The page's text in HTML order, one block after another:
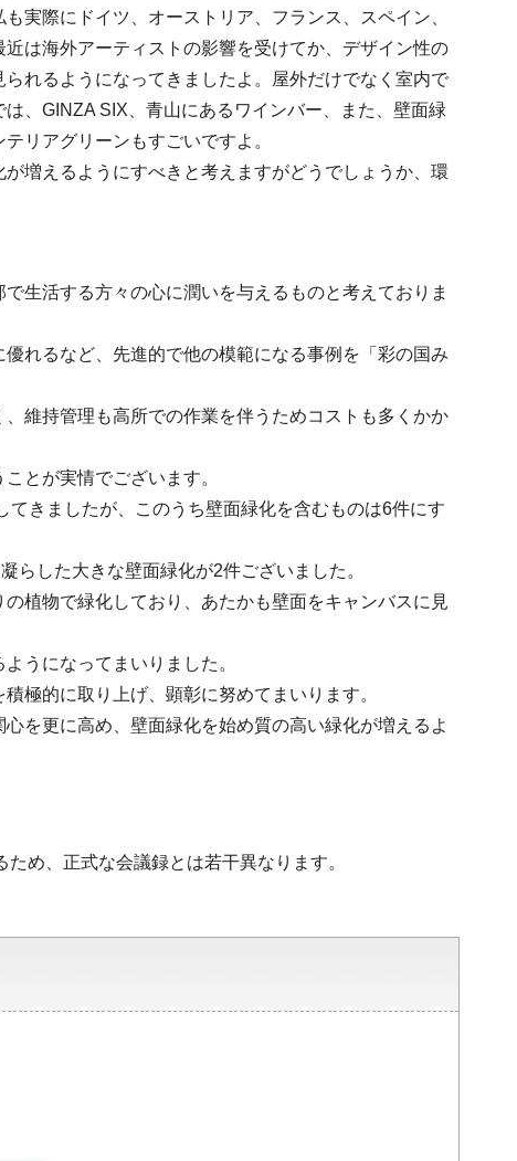
実際にドイツ、オーストリア、フランス、スペイン、
は海外アーティストの影響を受けてか、デザイン性の
れるようになってきましたよ。屋外だけでなく室内で
、GINZA SIX、青山にあるワインバー、また、壁面緑
リアグリーンもすごいですよ。
増えるようにすべきと考えますがどうでしょうか、環
生活する方々の心に潤いを与えるものと考えておりま
れるなど、先進的で他の模範になる事例を「彩の国み
維持管理も高所での作業を伴うためコストも多くかか
とが実情でございます。
きましたが、このうち壁面緑化を含むものは6件にす
らした大きな壁面緑化が2件ございました。
植物で緑化しており、あたかも壁面をキャンバスに見
うになってまいりました。
極的に取り上げ、顕彰に努めてまいります。
を更に高め、壁面緑化を始め質の高い緑化が増えるよ
め、正式な会議録とは若干異なります。